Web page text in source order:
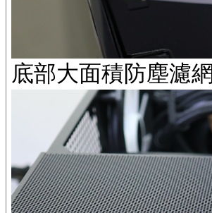
底部大面積防塵濾網